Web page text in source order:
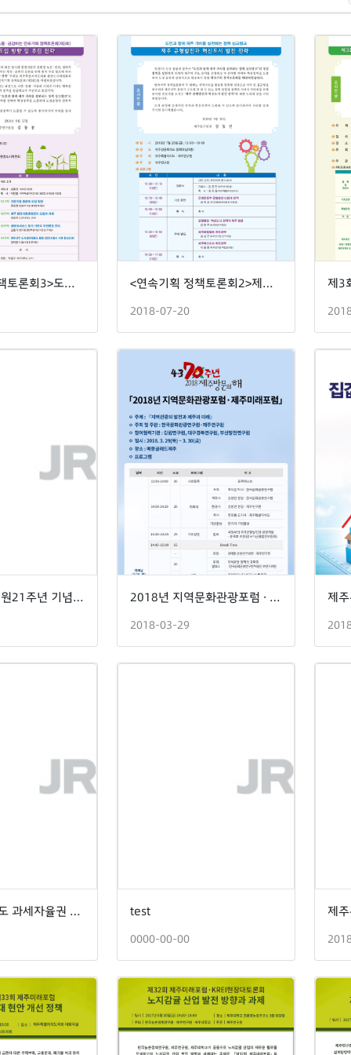
<연속기획 정책토론회3>도민과 소통 · 공감하는 연속기획 정책토론회 <연속기획 정책토론회2>제주 균형발전과 혁신도시 발전 전략
2018-07-20
제주연구원 개원21주년 기념 석학 초청특강 -2018 남북정상회담과 한반도의 미래- 2018년 지역문화관광포럼 · 제주미래포럼
2018-03-29
제주특별자치도 과세자율권 확보를 위한 정책토론회 test
0000-00-00